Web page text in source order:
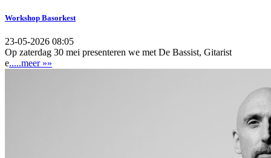
Workshop Basorkest
23-05-2026 08:05
Op zaterdag 30 mei presenteren we met De Bassist, Gitarist
e.....meer »»